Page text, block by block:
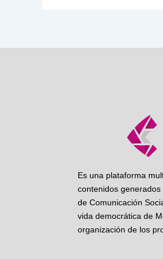
Es una plataforma
contenidos
de Comunicación
vida democrática de
organización de los